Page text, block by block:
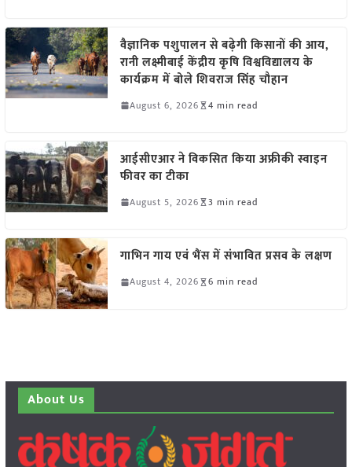
वैज्ञानिक पशुपालन से बढ़ेगी किसानों की आय,
रानी लक्ष्मीबाई केंद्रीय कृषि विश्वविद्यालय के
कार्यक्रम में बोले शिवराज सिंह चौहान
August 6, 2026 4 min read
आईसीएआर ने विकसित किया अफ्रीकी स्वाइन
फीवर का टीका
August 5, 2026 3 min read
गाभिन गाय एवं भैंस में संभावित प्रसव के लक्षण
August 4, 2026 6 min read
About Us